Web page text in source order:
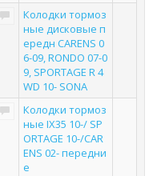
Колодки тормоз
ные дисковые п
ередн CARENS 0
6-09, RONDO 07-0
9, SPORTAGE R 4
WD 10- SONA
Колодки тормоз
ные IX35 10-/ SP
ORTAGE 10-/CAR
ENS 02- передни
е